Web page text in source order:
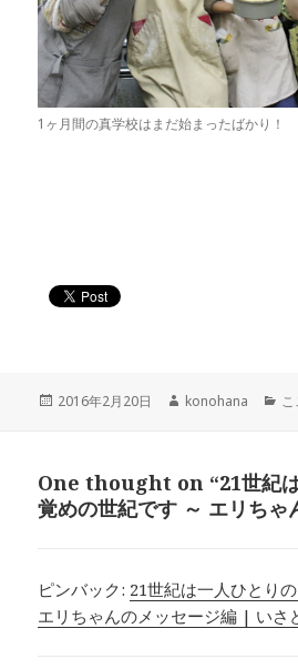
1ヶ月間の真学校はまだ始まったばかり！
投
2016年2月20日
作
konohana
カ
ー
One thought on “21世紀は
覚めの世紀です ～ エリちゃ
ピンバック: 21世紀は一人ひとり
エリちゃんのメッセージ編 | いさ